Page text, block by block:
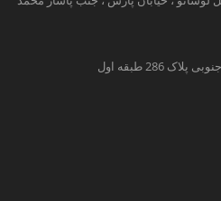
286 طبقه اول